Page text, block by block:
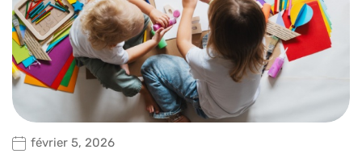
février 5, 2026